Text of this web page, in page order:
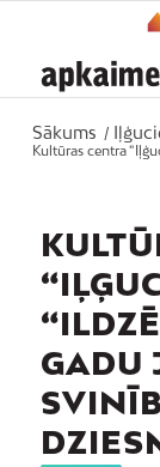
Sākums /
Kultūras centra
GADU